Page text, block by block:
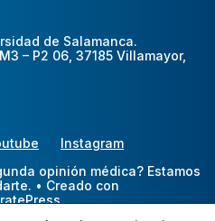
de Salamanca.
– P2 06, 37185 Villamayor,
Instagram
opinión médica? Estamos
• Creado con